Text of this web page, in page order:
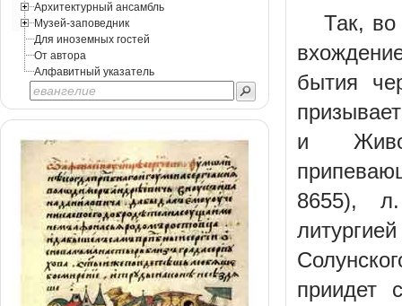
Архитектурный ансамбль
Музей-заповедник
Для иноземных гостей
От автора
Алфавитный указатель
Так,
бытия
и
8655),
приидет